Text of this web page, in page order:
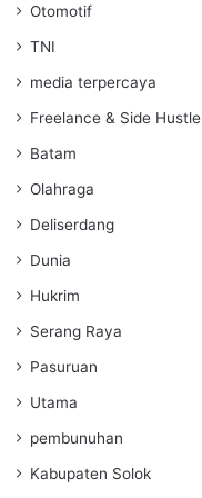
Otomotif
TNI
media terpercaya
Freelance & Side Hustle
Batam
Olahraga
Deliserdang
Dunia
Hukrim
Serang Raya
Pasuruan
Utama
pembunuhan
Kabupaten Solok